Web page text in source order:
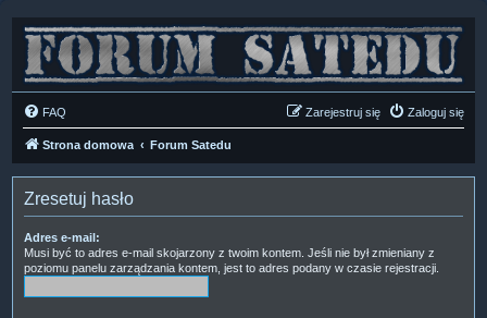
FAQ Zaloguj się
Zarejestruj się
Strona domowa Forum Satedu
Zresetuj hasło
Adres e-mail:
Musi być to adres e-mail skojarzony z twoim kontem. Jeśli nie był zmieniany z
poziomu panelu zarządzania kontem, jest to adres podany w czasie rejestracji.